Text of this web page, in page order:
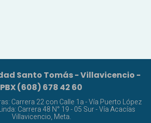
Santo Tomás - Villavicencio -
PBX (608) 678 42 60
Carrera 22 con Calle 1a - Vía Puerto López
Carrera 48 N° 19 - 05 Sur - Vía Acacías
Villavicencio, Meta.